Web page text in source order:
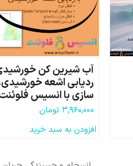
آب شیرین کن خورشیدی
ردیابی اشعه
سازی با انسیس
۳,۹۶۰,۰۰۰ تومان
افزودن به سبد خرید